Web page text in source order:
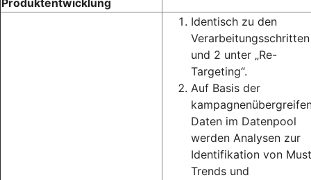
Produktentwicklung
Identisch zu den
Verarbeitungsschritten
und 2 unter „Re-
Targeting“.
Auf Basis der
Daten im Datenpool
werden Analysen zur
Identifikation von
Trends und